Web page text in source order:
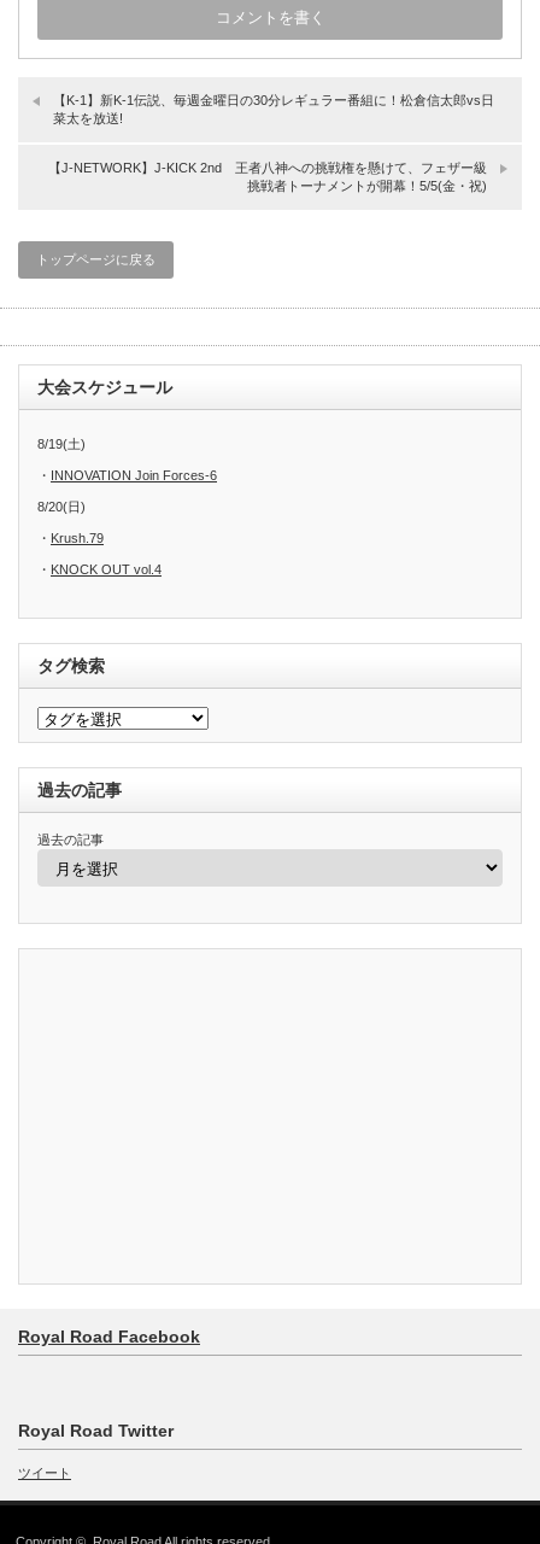
【K-1】新K-1伝説、毎週金曜日の30分レギュラー番組に！松倉信太郎vs日
菜太を放送!
【J-NETWORK】J-KICK 2nd 王者八神への挑戦権を懸けて、フェザー級
挑戦者トーナメントが開幕！5/5(金・祝)
トップページに戻る
大会スケジュール
8/19(土)
・ INNOVATION Join Forces-6
8/20(日)
・ Krush.79
・ KNOCK OUT vol.4
タグ検索
過去の記事
過去の記事
Royal Road Facebook
Royal Road Twitter
ツイート
Copyright © Royal Road All rights reserved.